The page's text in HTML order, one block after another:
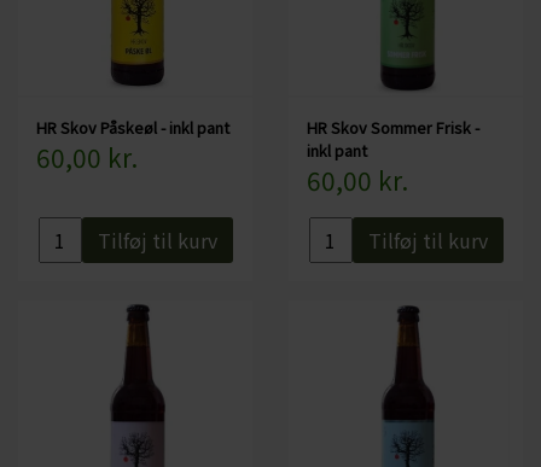
HR Skov Påskeøl - inkl pant
60,00 kr.
Tilføj til kurv
HR Skov Sommer Frisk -
inkl pant
60,00 kr.
Tilføj til kurv